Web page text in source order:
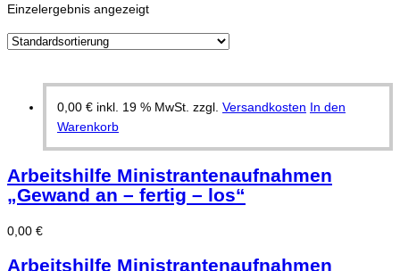
Einzelergebnis angezeigt
0,00 € inkl. 19 % MwSt. zzgl. Versandkosten In den
Warenkorb
Arbeitshilfe Ministrantenaufnahmen
„Gewand an – fertig – los“
0,00 €
Arbeitshilfe Ministrantenaufnahmen